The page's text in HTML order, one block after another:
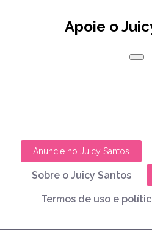
Apoie o
Anuncie no Juicy Santos
Sobre o Juicy Santos
Termos de uso e